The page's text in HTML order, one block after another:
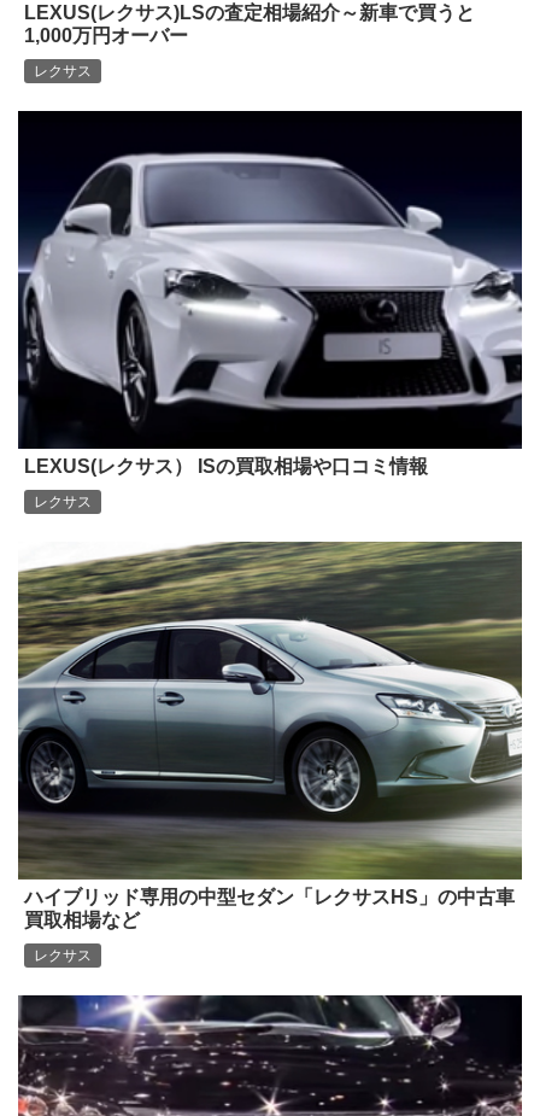
LEXUS(レクサス)LSの査定相場紹介～新車で買うと
1,000万円オーバー
レクサス
LEXUS(レクサス） ISの買取相場や口コミ情報
レクサス
ハイブリッド専用の中型セダン「レクサスHS」の中古車
買取相場など
レクサス